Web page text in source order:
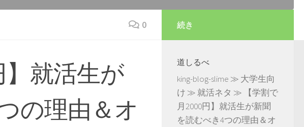
0
】就活生が
の理由＆オ
続き
道しるべ
king-blog-slime ≫ 大学生向
け ≫就活ネタ ≫
【学割で
月2000円】就活生が新聞
を読むべき4つの理由＆オ